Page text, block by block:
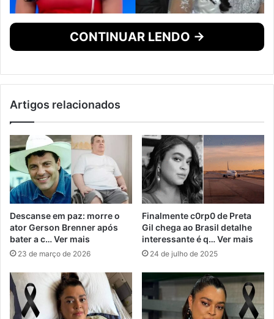
CONTINUAR LENDO →
Artigos relacionados
Descanse em paz: morre o
ator Gerson Brenner após
bater a c… Ver mais
23 de março de 2026
Finalmente c0rp0 de Preta
Gil chega ao Brasil detalhe
interessante é q… Ver mais
24 de julho de 2025